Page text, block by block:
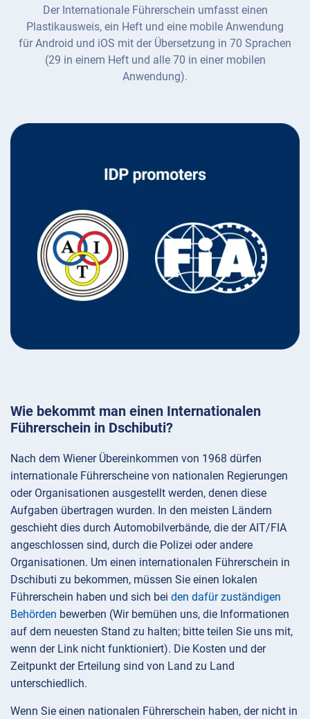
Der Internationale Führerschein umfasst einen
Plastikausweis, ein Heft und eine mobile Anwendung
für Android und iOS mit der Übersetzung in 70 Sprachen
(29 in einem Heft und alle 70 in einer mobilen
Anwendung).
Wie bekommt man einen Internationalen
Führerschein in Dschibuti?
Nach dem Wiener Übereinkommen von 1968 dürfen
internationale Führerscheine von nationalen Regierungen
oder Organisationen ausgestellt werden, denen diese
Aufgaben übertragen wurden. In den meisten Ländern
geschieht dies durch Automobilverbände, die der AIT/FIA
angeschlossen sind, durch die Polizei oder andere
Organisationen. Um einen internationalen Führerschein in
Dschibuti zu bekommen, müssen Sie einen lokalen
Führerschein haben und sich bei den dafür zuständigen
Behörden bewerben (Wir bemühen uns, die Informationen
auf dem neuesten Stand zu halten; bitte teilen Sie uns mit,
wenn der Link nicht funktioniert). Die Kosten und der
Zeitpunkt der Erteilung sind von Land zu Land
unterschiedlich.
Wenn Sie einen nationalen Führerschein haben, der nicht in